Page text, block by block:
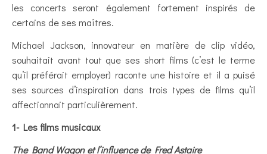
les concerts seront également fortement inspirés de
certains de ses maîtres.
Michael Jackson, innovateur en matière de clip vidéo,
souhaitait avant tout que ses short films (c’est le terme
qu’il préférait employer) raconte une histoire et il a puisé
ses sources d’inspiration dans trois types de films qu’il
affectionnait particulièrement.
1- Les films musicaux
The Band Wagon et l’influence de Fred Astaire